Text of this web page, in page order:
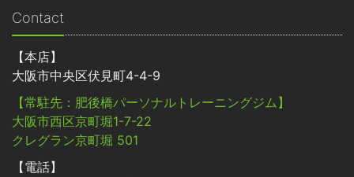
Contact
【本店】
大阪市中央区伏見町4-4-9
【常駐先：肥後橋パーソナルトレーニングジム】
大阪市西区京町堀1-7-22
クレグラン京町堀 501
【電話】